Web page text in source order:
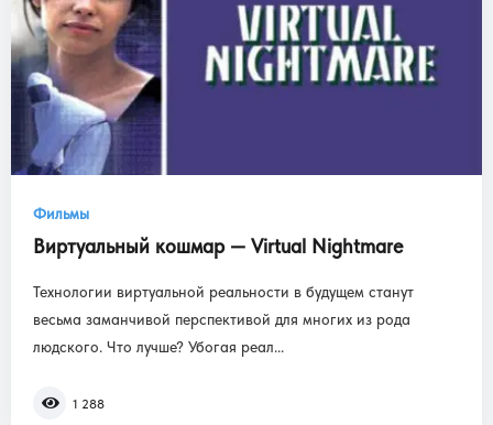
Фильмы
Виртуальный кошмар — Virtual Nightmare
Технологии виртуальной реальности в будущем станут
весьма заманчивой перспективой для многих из рода
людского. Что лучше? Убогая реал...
1 288